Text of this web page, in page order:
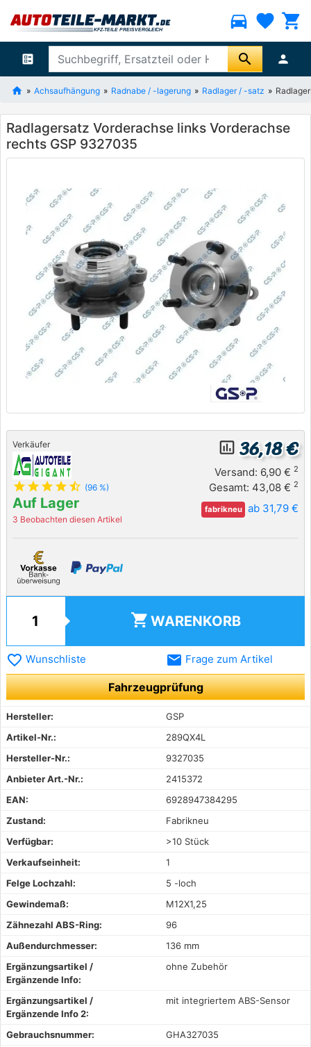
directions_car favorite shopping_cart
ballot search person
Achsaufhängung Radnabe / -lagerung Radlager / -satz
Radlagersatz Vorderachse links Vorderachse
rechts GSP 9327035
Verkäufer
star star star star star_half (96 %)
Auf Lager
3 Beobachten diesen Artikel
insert_chart_outlined 36,18 €
Versand: 6,90 € 2
Gesamt: 43,08 € 2
fabrikneu ab 31,79 €
shopping_cart WARENKORB
favorite_border Wunschliste email Frage zum Artikel
Fahrzeugprüfung
Hersteller:
GSP
Artikel-Nr.:
289QX4L
Hersteller-Nr.:
9327035
Anbieter Art.-Nr.:
2415372
EAN:
6928947384295
Zustand:
Fabrikneu
Verfügbar:
>10 Stück
Verkaufseinheit:
1
Felge Lochzahl:
5 -loch
Gewindemaß:
M12X1,25
Zähnezahl ABS-Ring:
96
Außendurchmesser:
136 mm
Ergänzungsartikel /
Ergänzende Info:
ohne Zubehör
Ergänzungsartikel /
Ergänzende Info 2:
mit integriertem ABS-Sensor
Gebrauchsnummer:
GHA327035